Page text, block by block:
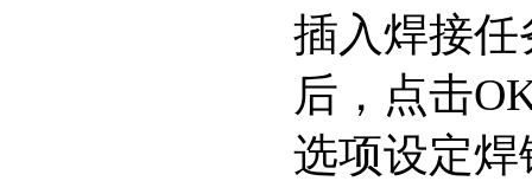
插入焊接任
后，点击
选项设定焊